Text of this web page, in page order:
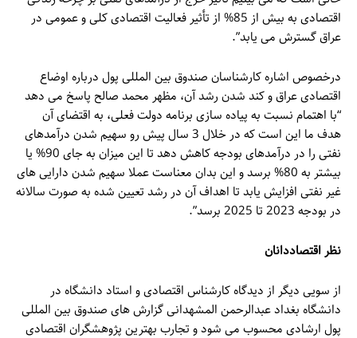
اقتصادی به بیش از 85% از تأثیر فعالیت اقتصادی کلی و عمومی در
عراق گسترش می یابد”.
درخصوص اشاره کارشناسان صندوق بین المللی پول درباره اوضاع
اقتصادی عراق و کند شدن رشد آن، مظهر محمد صالح پاسخ می دهد
“با اهتمام نسبت به پیاده سازی برنامه دولت فعلی، به اقتضای آن
هدف ما این است که در خلال 3 سال پیش رو سهیم شدن درآمدهای
نفتی را در درآمدهای بودجه کاهش دهد تا این میزان به جای 90% یا
بیشتر به 80% برسد و این بدان معناست عملا سهیم شدن دارایی های
غیر نفتی افزایش یابد تا اهداف آن در رشد تعیین شده به صورت سالانه
در بودجه 2023 تا 2025 برسد”.
نظر اقتصاددانان
از سویی دیگر از دیدگاه کارشناس اقتصادی و استاد دانشگاه در
دانشگاه بغداد عبدالرحمن المشهدانی گزارش های صندوق بین المللی
پول ارشادی محسوب می شود و تجارب بهترین پژوهشگران اقتصادی